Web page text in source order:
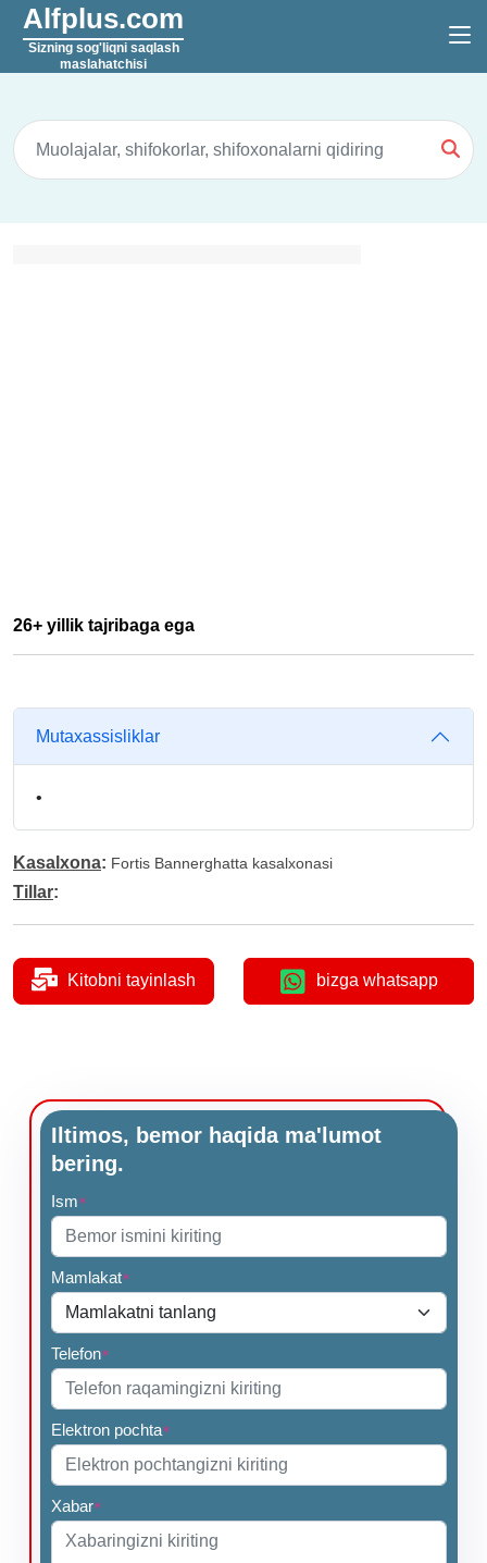
Alfplus.com
Sizning sog'liqni saqlash
maslahatchisi
26+ yillik tajribaga ega
Mutaxassisliklar
•
Kasalxona: Fortis Bannerghatta kasalxonasi
Tillar:
Kitobni tayinlash bizga whatsapp
Iltimos, bemor haqida ma'lumot
bering.
Ism*
Mamlakat*
Telefon*
Elektron pochta*
Xabar*